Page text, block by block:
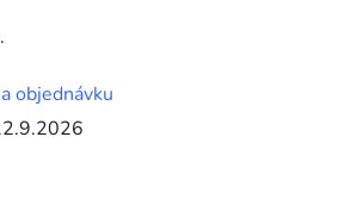
objednávku